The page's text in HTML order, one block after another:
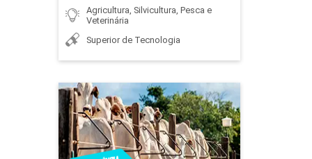
GESTÃO DE MATERIAIS
48
Agricultura, Silvicultura, Pesca e
Veterinária
Superior de Tecnologia
Zootecnia
Detalhes do curso